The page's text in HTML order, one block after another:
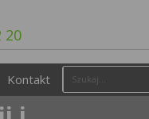
20
Kontakt